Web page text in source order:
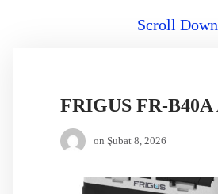
Scroll Down
on Şubat 8, 2026